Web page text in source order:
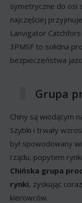
symetryczne do osi
najczęściej
Lanvigator
3PMSF to solidna
bezpieczeństwa
Grupa
Chiny są wiodącym
Szybki i trwały
był spowodowany
rządu, popytem
Chińska grupa
rynki, zyskując
kierowców.